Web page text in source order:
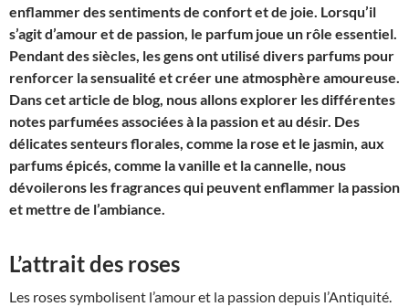
enflammer des sentiments de confort et de joie. Lorsqu’il
s’agit d’amour et de passion, le parfum joue un rôle essentiel.
Pendant des siècles, les gens ont utilisé divers parfums pour
renforcer la sensualité et créer une atmosphère amoureuse.
Dans cet article de blog, nous allons explorer les différentes
notes parfumées associées à la passion et au désir. Des
délicates senteurs florales, comme la rose et le jasmin, aux
parfums épicés, comme la vanille et la cannelle, nous
dévoilerons les fragrances qui peuvent enflammer la passion
et mettre de l’ambiance.
L’attrait des roses
Les roses symbolisent l’amour et la passion depuis l’Antiquité.